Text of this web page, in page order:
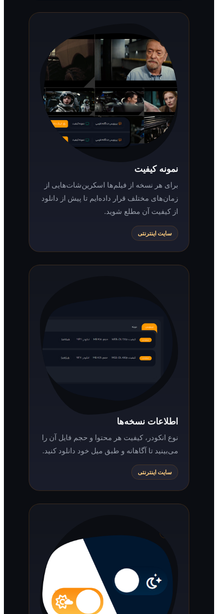
نمونه کیفیت
برای هر نسخه از فیلم‌ها اسکرین‌شات‌هایی از
زمان‌های مختلف قرار داده‌ایم تا پیش از دانلود
از کیفیت آن مطلع شوید.
سایت اینترنتی
اطلاعات نسخه‌ها
نوع انکودر، کیفیت هر محتوا و حجم فایل آن را
می‌بینید تا آگاهانه و طبق میل خود دانلود کنید.
سایت اینترنتی